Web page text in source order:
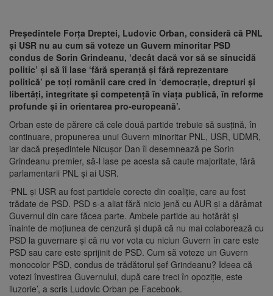
Președintele Forța Dreptei, Ludovic Orban, consideră că PNL
și USR nu au cum să voteze un Guvern minoritar PSD
condus de Sorin Grindeanu, ‘decât dacă vor să se sinucidă
politic’ și să îi lase ‘fără speranță și fără reprezentare
politică’ pe toți românii care cred în ‘democrație, drepturi și
libertăți, integritate și competență în viața publică, în reforme
profunde și în orientarea pro-europeană’.
Orban este de părere că cele două partide trebuie să susțină, în
continuare, propunerea unui Guvern minoritar PNL, USR, UDMR,
iar dacă președintele Nicușor Dan îl desemnează pe Sorin
Grindeanu premier, să-l lase pe acesta să caute majoritate, fără
parlamentarii PNL și ai USR.
‘PNL și USR au fost partidele corecte din coaliție, care au fost
trădate de PSD. PSD s-a aliat fără nicio jenă cu AUR și a dărâmat
Guvernul din care făcea parte. Ambele partide au hotărât și
înainte de moțiunea de cenzură și după că nu mai colaborează cu
PSD la guvernare și că nu vor vota cu niciun Guvern în care este
PSD sau care este sprijinit de PSD. Cum să voteze un Guvern
monocolor PSD, condus de trădătorul șef Grindeanu? Ideea că
votezi învestirea Guvernului, după care treci în opoziție, este
iluzorie’, a scris Ludovic Orban pe Facebook.